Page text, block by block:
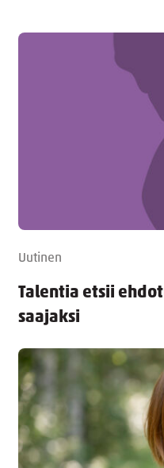
Uutinen
Talentia etsii
saajaksi